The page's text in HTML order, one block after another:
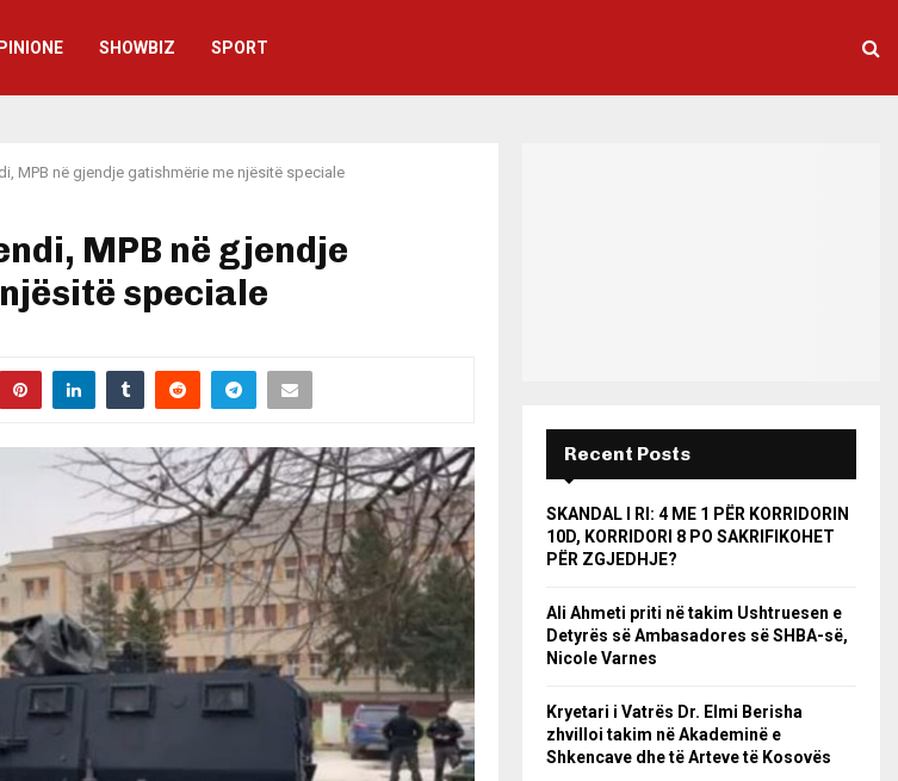
SHOWBIZ SPORT
MPB në gjendje gatishmërie me njësitë speciale
MPB në gjendje
speciale
Recent Posts
SKANDAL I RI: 4 ME 1 PËR KORRIDORIN
10D, KORRIDORI 8 PO SAKRIFIKOHET
PËR ZGJEDHJE?
Ali Ahmeti priti në takim Ushtruesen e
Detyrës së Ambasadores së SHBA-së,
Nicole Varnes
Kryetari i Vatrës Dr. Elmi Berisha
zhvilloi takim në Akademinë e
Shkencave dhe të Arteve të Kosovës